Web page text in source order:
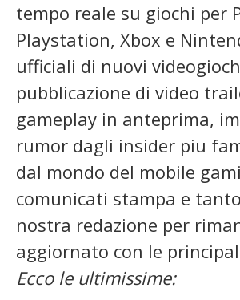
tempo reale su giochi per
Playstation, Xbox e
ufficiali di nuovi
pubblicazione di video
gameplay in anteprima,
rumor dagli insider piu
dal mondo del mobile
comunicati stampa e
nostra redazione per
aggiornato con le
Ecco le ultimissime: